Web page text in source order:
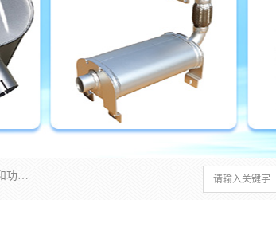
消音器主要用于降低机械设备或枪械等产生的噪声。它通过阻尼或增加排气面积来降低排气速度和功率，从而降低噪声。常见的消音器类型包括阻性消声器、抗性消声器、共振消声器以及阻抗复合式消声器等。这些消音器各有特点，适用于不同频率的噪声消除。